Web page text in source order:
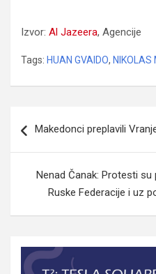
Izvor: Al Jazeera, Agencije
Tags: HUAN GVAIDO, NIKOLAS
članaka
Makedonci preplavili
Nenad Čanak: Protesti
Ruske Federacije i uz